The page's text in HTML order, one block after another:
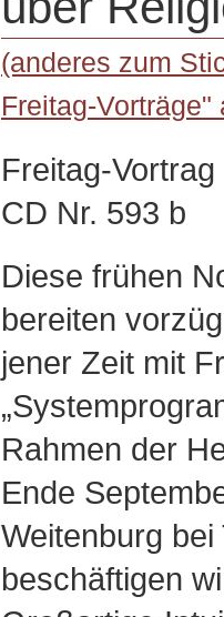
(anderes zum
Freitag-Vorträge"
Freitag-
CD Nr. 593 b
Diese frühen
bereiten
jener Zeit mit
Rahmen der
Ende
Weitenburg bei
beschäftigen